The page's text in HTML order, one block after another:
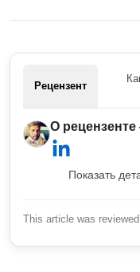
Рецензент
О
Показать
This article was